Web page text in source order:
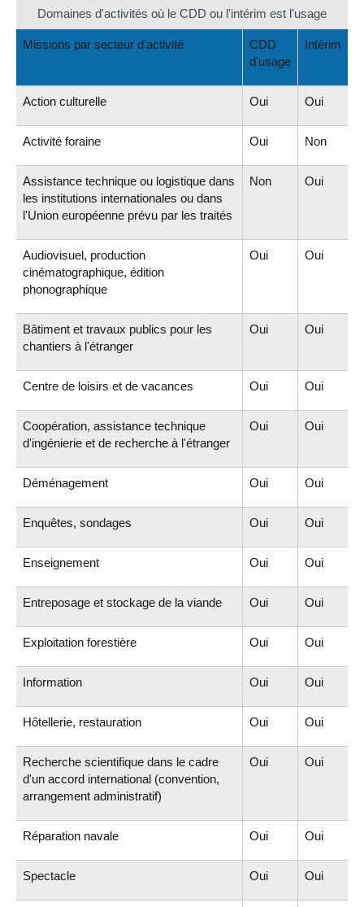
Domaines d'activités où le CDD ou l'intérim est l'usage
Missions par secteur d'activité
CDD
d'usage
Intérim
Action culturelle Oui Oui
Activité foraine Oui Non
Assistance technique ou logistique dans
les institutions internationales ou dans
l'Union européenne prévu par les traités
Non Oui
Audiovisuel, production
cinématographique, édition
phonographique
Oui Oui
Bâtiment et travaux publics pour les
chantiers à l'étranger
Oui Oui
Centre de loisirs et de vacances Oui Oui
Coopération, assistance technique
d'ingénierie et de recherche à l'étranger
Oui Oui
Déménagement Oui Oui
Enquêtes, sondages Oui Oui
Enseignement Oui Oui
Entreposage et stockage de la viande Oui Oui
Exploitation forestière Oui Oui
Information Oui Oui
Hôtellerie, restauration Oui Oui
Recherche scientifique dans le cadre
d'un accord international (convention,
arrangement administratif)
Oui Oui
Réparation navale Oui Oui
Spectacle Oui Oui